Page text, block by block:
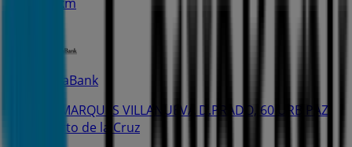
CaixaBank
AV. MARQUES VILLANUEVA D.PRADO, 60 URB PAZ,
Puerto de la Cruz